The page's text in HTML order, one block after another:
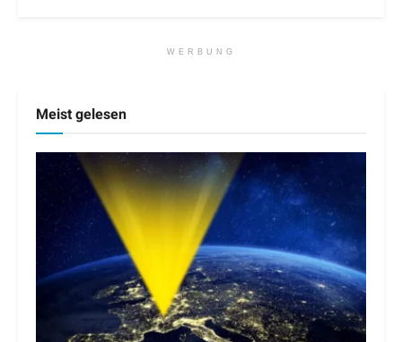
WERBUNG
Meist gelesen